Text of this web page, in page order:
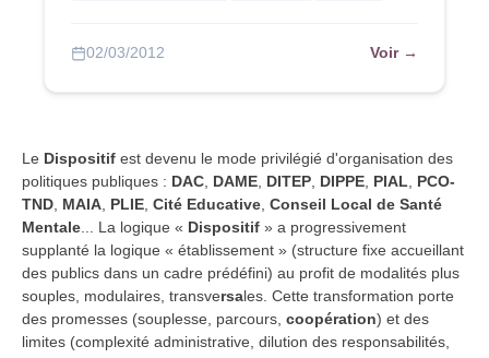
02/03/2012 Voir →
Le Dispositif est devenu le mode privilégié d'organisation des
politiques publiques : DAC DAME DITEP DIPPE PIAL
PCO-
TND MAIA PLIE Cité Educative Conseil Local de Santé
Mentale ... La logique « Dispositif » a progressivement
supplanté la logique « établissement » (structure fixe accueillant
des publics dans un cadre prédéfini) au profit de modalités plus
souples, modulaires, transversales. Cette transformation porte
des promesses (souplesse, parcours, coopération) et des
limites (complexité administrative, dilution des responsabilités,